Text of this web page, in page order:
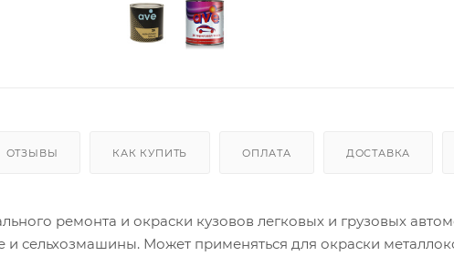
ОТЗЫВЫ КАК КУПИТЬ ОПЛАТА ДОСТАВКА
ремонта и окраски кузовов легковых и грузовых
сельхозмашины. Может применяться для окраски